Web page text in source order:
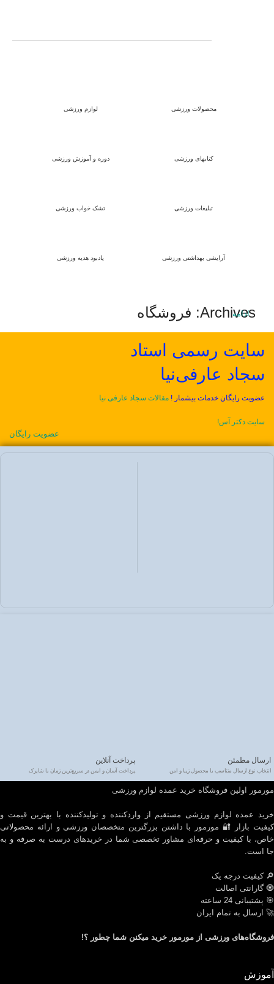
محصولات ورزشی لوازم ورزشی
کتابهای ورزشی دوره و آموزش ورزشی
تبلیغات ورزشی تشک خواب ورزشی
آرایشی بهداشتی ورزشی یادبود هدیه ورزشی
Archives: فروشگاه
ادامه
سایت رسمی استاد
سجاد عارفی‌نیا
عضویت رایگان خدمات بیشمار ! مقالات سجاد عارفی نیا
سایت دکتر آس!
عضویت رایگان
ارسال مطمئن
انتخاب نوع ارسال متناسب با محصول زیبا و امن
پرداخت آنلاین
پرداخت آسان و ایمن در سریع‌ترین زمان با شاپرک
مورمور اولین فروشگاه خرید عمده لوازم ورزشی
خرید عمده لوازم ورزشی مستقیم از واردکننده و تولیدکننده با بهترین قیمت و
کیفیت بازار 🔐 مورمور با داشتن بزرگترین متخصصان ورزشی و ارائه محصولاتی
خاص، با کیفیت و حرفه‌ای مشاور تخصصی شما در خریدهای درست به صرفه و به
جا است.
🔎 کیفیت درجه یک
🧿 گارانتی اصالت
🎯 پشتیبانی 24 ساعته
🚀 ارسال به تمام ایران
فروشگاه‌های ورزشی از مورمور خرید میکنن شما چطور ؟!
آموزش